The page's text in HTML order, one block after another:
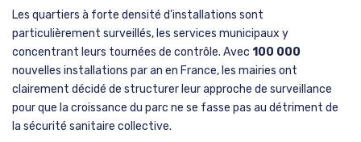
Les quartiers à forte densité d'installations sont
particulièrement surveillés, les services municipaux y
concentrant leurs tournées de contrôle. Avec 100 000
nouvelles installations par an en France, les mairies ont
clairement décidé de structurer leur approche de surveillance
pour que la croissance du parc ne se fasse pas au détriment de
la sécurité sanitaire collective.